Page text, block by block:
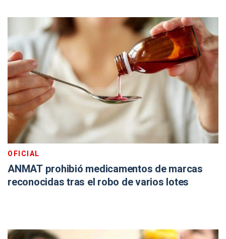
OFICIAL
ANMAT prohibió medicamentos de marcas
reconocidas tras el robo de varios lotes